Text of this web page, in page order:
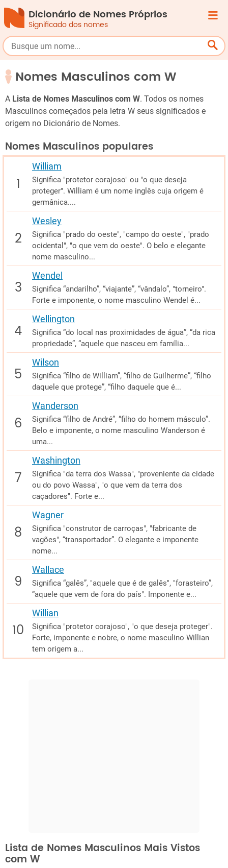
Dicionário de Nomes Próprios
Significado dos nomes
Nomes Masculinos com W
A Lista de Nomes Masculinos com W. Todos os nomes
Masculinos começados pela letra W seus significados e
origem no Dicionário de Nomes.
Nomes Masculinos populares
William
Significa "protetor corajoso" ou "o que deseja
proteger". William é um nome inglês cuja origem é
germânica....
Wesley
Significa "prado do oeste", "campo do oeste", "prado
ocidental", "o que vem do oeste". O belo e elegante
nome masculino...
Wendel
Significa “andarilho”, “viajante”, “vândalo”, "torneiro".
Forte e imponente, o nome masculino Wendel é...
Wellington
Significa “do local nas proximidades de água”, “da rica
propriedade”, “aquele que nasceu em família...
Wilson
Significa “filho de William”, “filho de Guilherme”, “filho
daquele que protege”, “filho daquele que é...
Wanderson
Significa “filho de André”, “filho do homem másculo”.
Belo e imponente, o nome masculino Wanderson é
uma...
Washington
Significa "da terra dos Wassa", "proveniente da cidade
ou do povo Wassa", "o que vem da terra dos
caçadores". Forte e...
Wagner
Significa "construtor de carroças", "fabricante de
vagões", “transportador”. O elegante e imponente
nome...
Wallace
Significa “galês”, "aquele que é de galês", "forasteiro”,
“aquele que vem de fora do país". Imponente e...
Willian
Significa "protetor corajoso", "o que deseja proteger".
Forte, imponente e nobre, o nome masculino Willian
tem origem a...
Lista de Nomes Masculinos Mais Vistos
com W